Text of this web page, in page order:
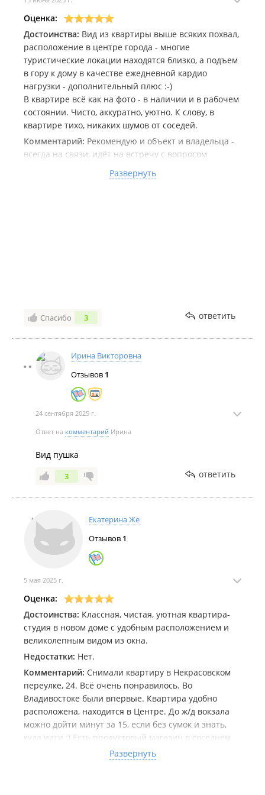
Оценка:
Достоинства: Вид из квартиры выше всяких похвал,
расположение в центре города - многие
туристические локации находятся близко, а подъем
в гору к дому в качестве ежедневной кардио
нагрузки - дополнительный плюс :-)
В квартире всё как на фото - в наличии и в рабочем
состоянии. Чисто, аккуратно, уютно. К слову, в
квартире тихо, никаких шумов от соседей.
Комментарий: Рекомендую и объект и владельца -
всегда на связи, идёт на встречу с вопросом
рекомендации по городским локациям для впервые
Развернуть
Спасибо 3 ответить
Ирина Викторовна
Отзывов 1
24 сентября 2025 г.
Ответ на комментарий Ирина
Вид пушка
3 ответить
Екатерина Же
Отзывов 1
5 мая 2025 г.
Оценка:
Достоинства: Классная, чистая, уютная квартира-
студия в новом доме с удобным расположением и
великолепным видом из окна.
Недостатки: Нет.
Комментарий: Снимали квартиру в Некрасовском
переулке, 24. Всё очень понравилось. Во
Владивостоке были впервые. Квартира удобно
расположена, находится в Центре. До ж/д вокзала
можно дойти минут за 15, если без сумок и знать,
куда идти :) Есть продуктовый магазин в соседнем
доме, но там дороговато (особенно в сравнении с
ценами нашего региона). До ближайшей Пятёрочки
Развернуть